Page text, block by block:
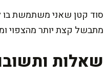
סוד קטן שאני משתמשת בו
מתבשל קצת יותר
שאלות